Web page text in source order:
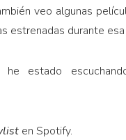
veo algunas
estrenadas durante esa
estado
en Spotify.